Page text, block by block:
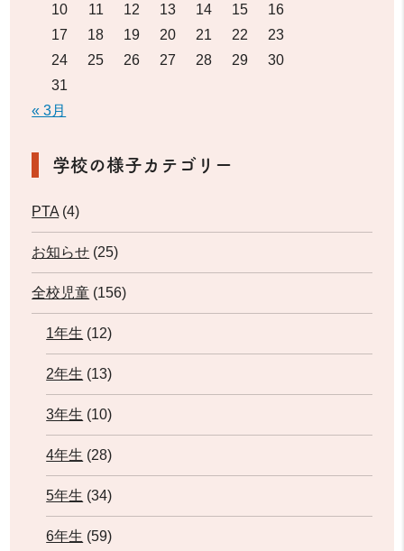
10
11 12 13 14 15
16
17
18 19 20 21 22
23
24
25 26 27 28 29
30
31
« 3月
学校の様子カテゴリー
PTA (4)
お知らせ (25)
全校児童 (156)
1年生 (12)
2年生 (13)
3年生 (10)
4年生 (28)
5年生 (34)
6年生 (59)